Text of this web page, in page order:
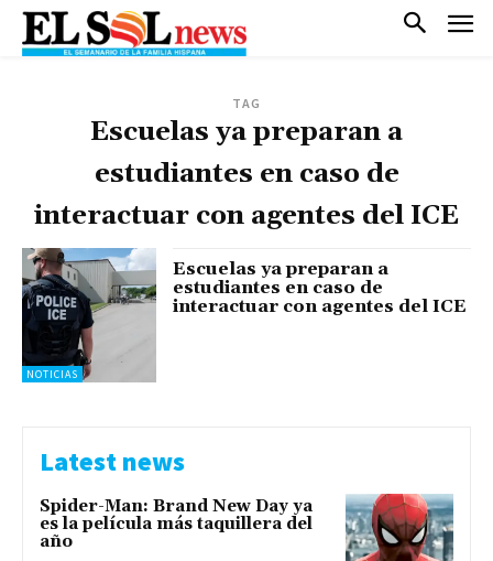
TAG
Escuelas ya preparan a
estudiantes en caso de
interactuar con agentes del ICE
NOTICIAS
Escuelas ya preparan a
estudiantes en caso de
interactuar con agentes del ICE
Latest news
Spider-Man: Brand New Day ya
es la película más taquillera del
año